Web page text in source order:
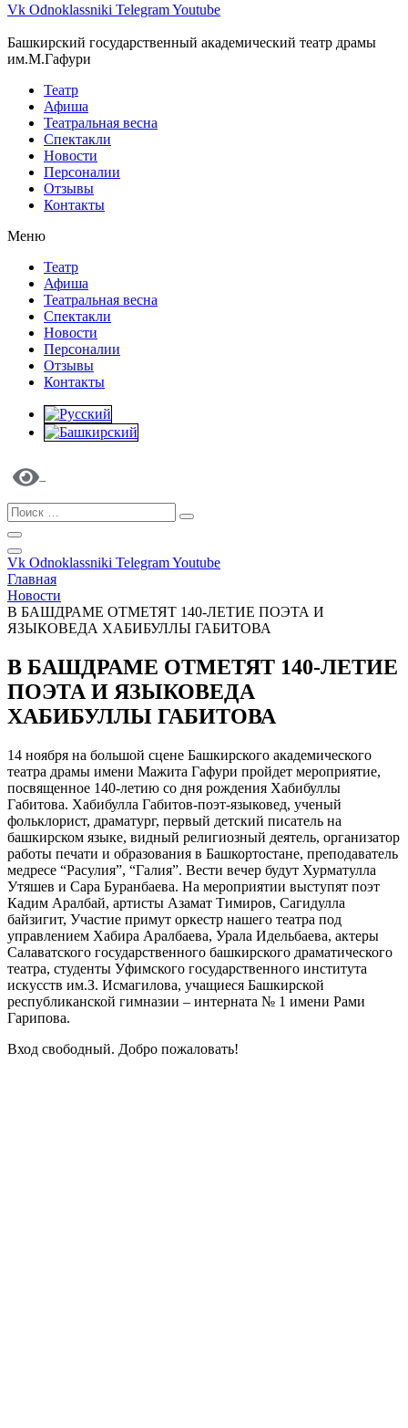
Vk Odnoklassniki TelegramYoutube
Башкирский государственный академический театр драмы
им.М.Гафури
Театр
Афиша
Театральная весна
Спектакли
Новости
Персоналии
Отзывы
Контакты
Меню
Театр
Афиша
Театральная весна
Спектакли
Новости
Персоналии
Отзывы
Контакты
Vk Odnoklassniki TelegramYoutube
Главная
Новости
В БАШДРАМЕ ОТМЕТЯТ 140-ЛЕТИЕ ПОЭТА И
ЯЗЫКОВЕДА ХАБИБУЛЛЫ ГАБИТОВА
В БАШДРАМЕ ОТМЕТЯТ 140-ЛЕТИЕ
ПОЭТА И ЯЗЫКОВЕДА
ХАБИБУЛЛЫ ГАБИТОВА
14 ноября на большой сцене Башкирского академического
театра драмы имени Мажита Гафури пройдет мероприятие,
посвященное 140-летию со дня рождения Хабибуллы
Габитова. Хабибулла Габитов-поэт-языковед, ученый
фольклорист, драматург, первый детский писатель на
башкирском языке, видный религиозный деятель, организатор
работы печати и образования в Башкортостане, преподаватель
медресе “Расулия”, “Галия”. Вести вечер будут Хурматулла
Утяшев и Сара Буранбаева. На мероприятии выступят поэт
Кадим Аралбай, артисты Азамат Тимиров, Сагидулла
байзигит, Участие примут оркестр нашего театра под
управлением Хабира Аралбаева, Урала Идельбаева, актеры
Салаватского государственного башкирского драматического
театра, студенты Уфимского государственного института
искусств им.З. Исмагилова, учащиеся Башкирской
республиканской гимназии – интерната № 1 имени Рами
Гарипова.
Вход свободный. Добро пожаловать!